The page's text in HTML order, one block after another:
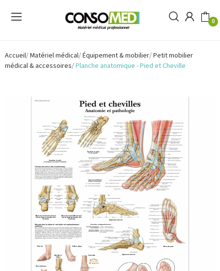
0
Accueil Matériel médical Équipement & mobilier Petit mobilier
médical & accessoires Planche anatomique - Pied et Cheville